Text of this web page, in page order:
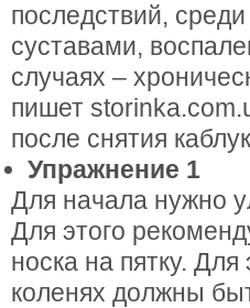
последствий,
суставами,
случаях –
пишет
после снятия
Упражнение 1
Для начала нужно
Для этого
носка на пятку.
коленях должны